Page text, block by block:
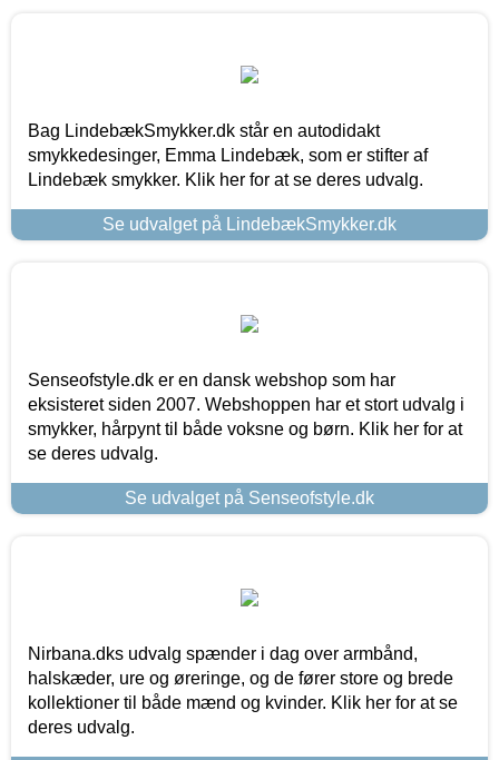
Bag LindebækSmykker.dk står en autodidakt
smykkedesinger, Emma Lindebæk, som er stifter af
Lindebæk smykker. Klik her for at se deres udvalg.
Se udvalget på LindebækSmykker.dk
Senseofstyle.dk er en dansk webshop som har
eksisteret siden 2007. Webshoppen har et stort udvalg i
smykker, hårpynt til både voksne og børn. Klik her for at
se deres udvalg.
Se udvalget på Senseofstyle.dk
Nirbana.dks udvalg spænder i dag over armbånd,
halskæder, ure og øreringe, og de fører store og brede
kollektioner til både mænd og kvinder. Klik her for at se
deres udvalg.